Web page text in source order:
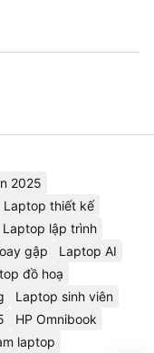
2025
Laptop thiết kế
Laptop lập trình
gập
Laptop AI
đồ hoạ
Laptop sinh viên
HP Omnibook
laptop